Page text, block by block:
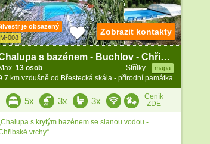
je obsazený
008
Chalupa s bazénem - Buchlov - Chřibské vrchy
Střílky mapa
Max. 13 osob
km vzdušně od Břestecká skála - přírodní památka
Zobrazit kontakty
5x 3x 3x
Ceník
ZDE
s krytým bazénem se slanou vodou -
vrchy“